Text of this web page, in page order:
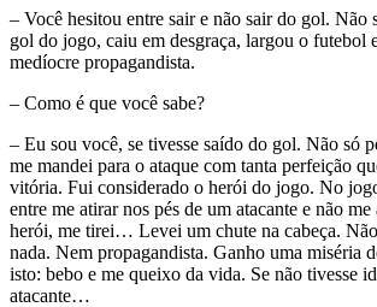
– Você hesitou entre sair e não sair do gol. Não
gol do jogo, caiu em desgraça, largou o futebol
medíocre propagandista.
– Como é que você sabe?
– Eu sou você, se tivesse saído do gol. Não só
me mandei para o ataque com tanta perfeição
vitória. Fui considerado o herói do jogo. No
entre me atirar nos pés de um atacante e não
herói, me tirei… Levei um chute na cabeça.
nada. Nem propagandista. Ganho uma miséria
isto: bebo e me queixo da vida. Se não tivesse
atacante…